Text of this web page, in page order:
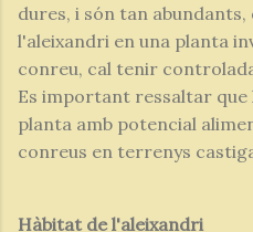
dures, i són tan
l'aleixandri en una planta
conreu, cal tenir
Es important ressaltar que
planta amb potencial
conreus en terrenys
Hàbitat de l'aleixandri